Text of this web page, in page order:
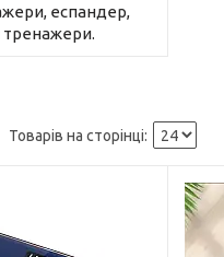
еспандер,